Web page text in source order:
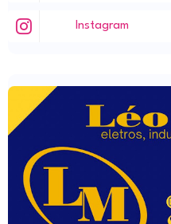
Instagram